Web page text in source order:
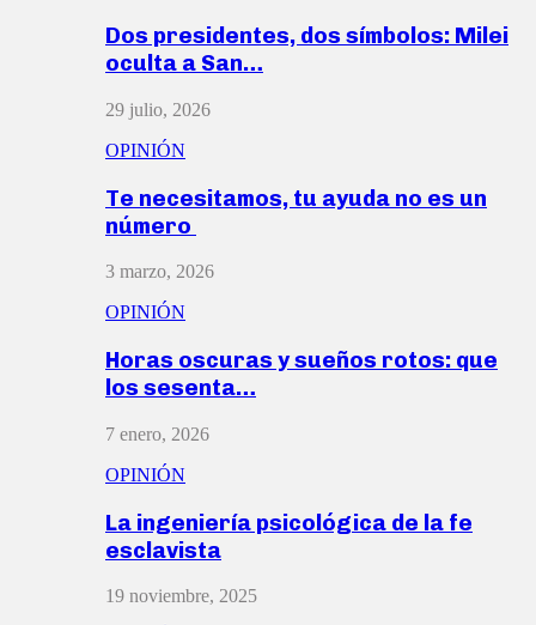
Dos presidentes, dos símbolos: Milei
oculta a San…
29 julio, 2026
OPINIÓN
Te necesitamos, tu ayuda no es un
número
3 marzo, 2026
OPINIÓN
Horas oscuras y sueños rotos: que
los sesenta…
7 enero, 2026
OPINIÓN
La ingeniería psicológica de la fe
esclavista
19 noviembre, 2025